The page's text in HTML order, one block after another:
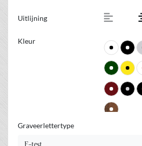
Uitlijning
Kleur
Graveerlettertype